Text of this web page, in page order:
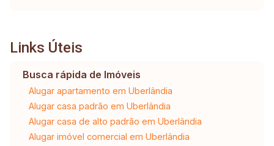
Links Úteis
Busca rápida de Imóveis
Alugar apartamento em Uberlândia
Alugar casa padrão em Uberlândia
Alugar casa de alto padrão em Uberlândia
Alugar imóvel comercial em Uberlândia